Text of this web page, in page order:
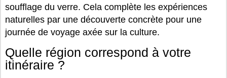
soufflage du verre. Cela complète les expériences
naturelles par une découverte concrète pour une
journée de voyage axée sur la culture.
Quelle région correspond à votre
itinéraire ?